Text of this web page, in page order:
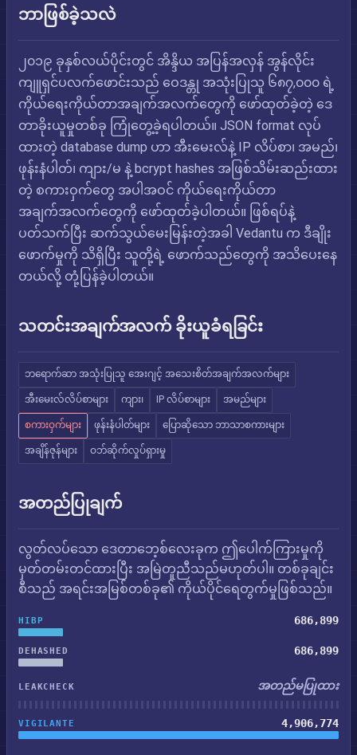
ဘာဖြစ်ခဲ့သလဲ
၂၀၁၉ ခုနှစ်လယ်ပိုင်းတွင် အိန္ဒိယ အပြန်အလှန် အွန်လိုင်း
ကျူရှင်ပလက်ဖောင်းသည် ဝေဒန္တု အသုံးပြုသူ ၆၈၇,၀၀၀ ရဲ့
ကိုယ်ရေးကိုယ်တာအချက်အလက်တွေကို ဖော်ထုတ်ခဲ့တဲ့ ဒေ
တာခိုးယူမှုတစ်ခု ကြုံတွေ့ခဲ့ရပါတယ်။ JSON format လုပ်
ထားတဲ့ database dump ဟာ အီးမေးလ်နဲ့ IP လိပ်စာ၊ အမည်၊
ဖုန်းနံပါတ်၊ ကျား/မ နဲ့ bcrypt hashes အဖြစ်သိမ်းဆည်းထား
တဲ့ စကားဝှက်တွေ အပါအဝင် ကိုယ်ရေးကိုယ်တာ
အချက်အလက်တွေကို ဖော်ထုတ်ခဲ့ပါတယ်။ ဖြစ်ရပ်နဲ့
ပတ်သက်ပြီး ဆက်သွယ်မေးမြန်းတဲ့အခါ Vedantu က ဒီချိုး
ဖောက်မှုကို သိရှိပြီး သူတို့ရဲ့ ဖောက်သည်တွေကို အသိပေးနေ
တယ်လို့ တုံ့ပြန်ခဲ့ပါတယ်။
သတင်းအချက်အလက် ခိုးယူခံရခြင်း
ဘရောက်ဆာ အသုံးပြုသူ အေးဂျင့် အသေးစိတ်အချက်အလက်များ
အီးမေးလ်လိပ်စာများ ကျား၊ IP လိပ်စာများ အမည်များ
စကားဝှက်များ ဖုန်းနံပါတ်များ ပြောဆိုသော ဘာသာစကားများ
အချိန်ဇုန်များ ဝဘ်ဆိုက်လှုပ်ရှားမှု
အတည်ပြုချက်
လွတ်လပ်သော ဒေတာဘေ့စ်လေးခုက ဤပေါက်ကြားမှုကို
မှတ်တမ်းတင်ထားပြီး အမြဲတူညီသည်မဟုတ်ပါ။ တစ်ခုချင်း
စီသည် အရင်းအမြစ်တစ်ခု၏ ကိုယ်ပိုင်ရေတွက်မှုဖြစ်သည်။
HIBP 686,899
DEHASHED 686,899
LEAKCHECK အတည်မပြုထား
VIGILANTE 4,906,774